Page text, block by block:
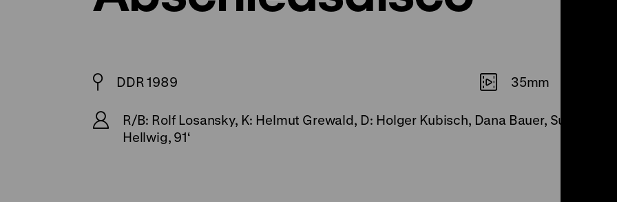
DDR 1989 35mm
R/B: Rolf Losansky, K: Helmut Grewald, D: Holger Kubisch, Dana Bauer, Susanne
Hellwig, 91‘